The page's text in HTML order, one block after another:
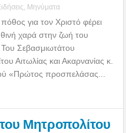
Μηνύματα
για τον Χριστό φέρει
χαρά στην ζωή του
Του Σεβασμιωτάτου
Αιτωλίας και Ακαρνανίας κ.
«Πρώτος προσπελάσας...
Μητροπολίτου